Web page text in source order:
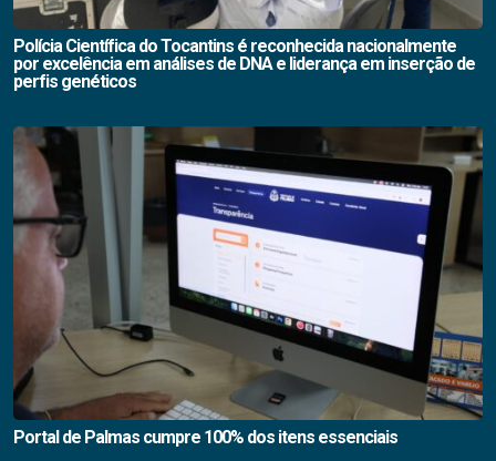
Polícia Científica do Tocantins é reconhecida nacionalmente
por excelência em análises de DNA e liderança em inserção de
perfis genéticos
Portal de Palmas cumpre 100% dos itens essenciais